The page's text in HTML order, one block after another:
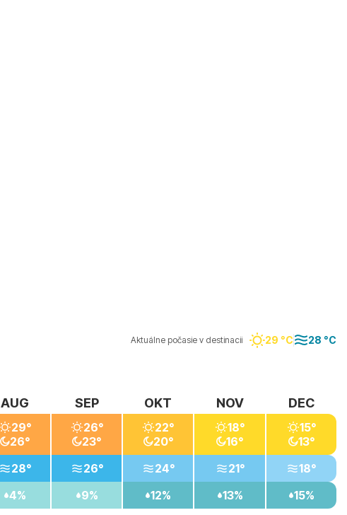
Aktuálne počasie v destinacii 29 °C 28 °C
AUG
29°
26°
28°
4%
SEP
26°
23°
26°
9%
OKT
22°
20°
24°
12%
NOV
18°
16°
21°
13%
DEC
15°
13°
18°
15%